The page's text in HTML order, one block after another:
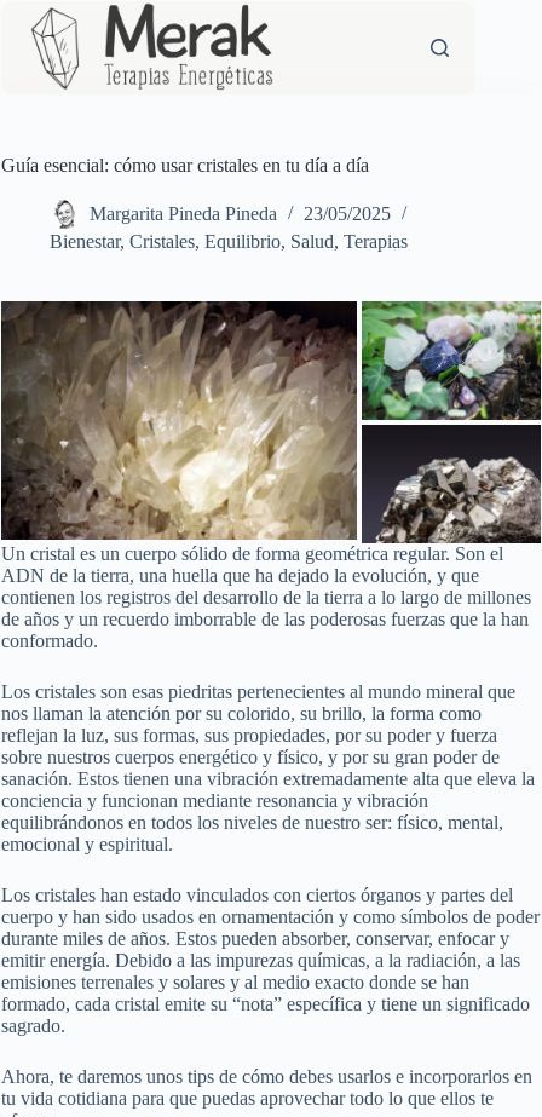
contenido
Guía esencial: cómo usar cristales en tu día a día
Margarita Pineda Pineda
23/05/2025
Bienestar, Cristales, Equilibrio, Salud, Terapias
Un cristal es un cuerpo sólido de forma geométrica regular. Son el
ADN de la tierra, una huella que ha dejado la evolución, y que
contienen los registros del desarrollo de la tierra a lo largo de millones
de años y un recuerdo imborrable de las poderosas fuerzas que la han
conformado.
Los cristales son esas piedritas pertenecientes al mundo mineral que
nos llaman la atención por su colorido, su brillo, la forma como
reflejan la luz, sus formas, sus propiedades, por su poder y fuerza
sobre nuestros cuerpos energético y físico, y por su gran poder de
sanación. Estos tienen una vibración extremadamente alta que eleva la
conciencia y funcionan mediante resonancia y vibración
equilibrándonos en todos los niveles de nuestro ser: físico, mental,
emocional y espiritual.
Los cristales han estado vinculados con ciertos órganos y partes del
cuerpo y han sido usados en ornamentación y como símbolos de poder
durante miles de años. Estos pueden absorber, conservar, enfocar y
emitir energía. Debido a las impurezas químicas, a la radiación, a las
emisiones terrenales y solares y al medio exacto donde se han
formado, cada cristal emite su “nota” específica y tiene un significado
sagrado.
Ahora, te daremos unos tips de cómo debes usarlos e incorporarlos en
tu vida cotidiana para que puedas aprovechar todo lo que ellos te